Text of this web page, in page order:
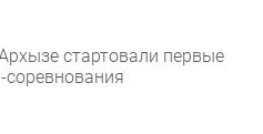
стартовали первые